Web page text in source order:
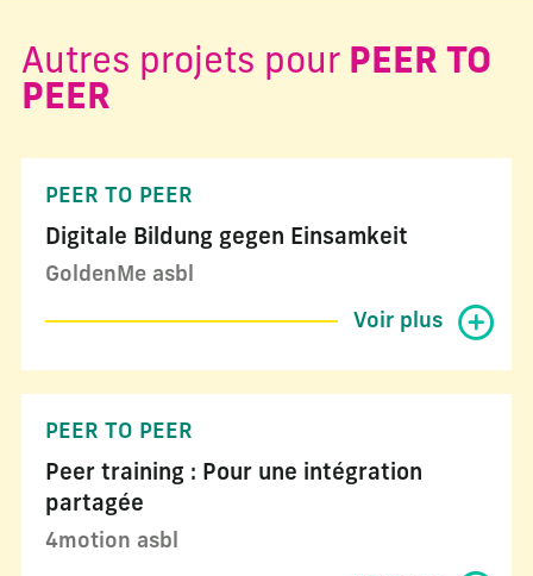
Autres projets pour PEER TO
PEER
PEER TO PEER
Digitale Bildung gegen Einsamkeit
GoldenMe asbl
Voir plus
PEER TO PEER
Peer training : Pour une intégration
partagée
4motion asbl